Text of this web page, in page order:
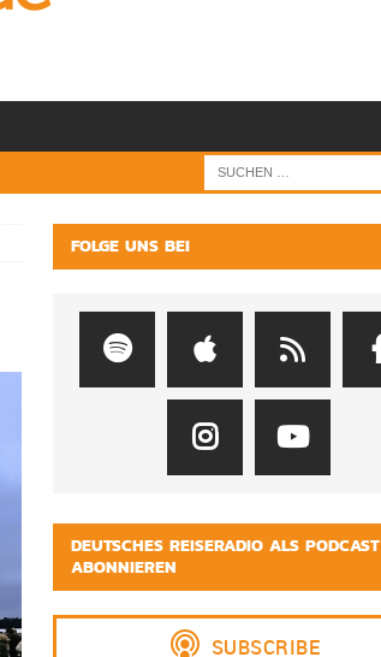
FOLGE UNS BEI
DEUTSCHES REISERADIO ALS PODCAST
ABONNIEREN